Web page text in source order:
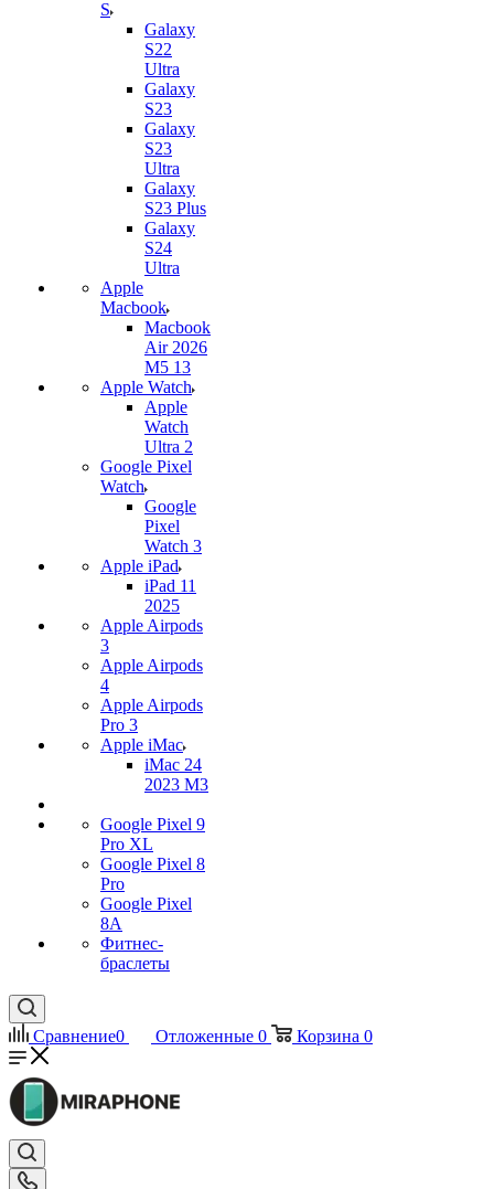
S
Galaxy
S22
Ultra
Galaxy
S23
Galaxy
S23
Ultra
Galaxy
S23 Plus
Galaxy
S24
Ultra
Apple
Macbook
Macbook
Air 2026
M5 13
Apple Watch
Apple
Watch
Ultra 2
Google Pixel
Watch
Google
Pixel
Watch 3
Apple iPad
iPad 11
2025
Apple Airpods
3
Apple Airpods
4
Apple Airpods
Pro 3
Apple iMac
iMac 24
2023 M3
Google Pixel 9
Pro XL
Google Pixel 8
Pro
Google Pixel
8A
Фитнес-
браслеты
Сравнение0 Отложенные 0 Корзина 0